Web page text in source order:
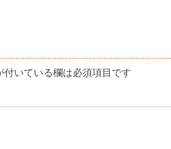
付いている欄は必須項目です